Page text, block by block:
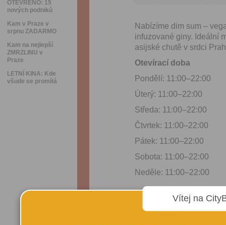
OTEVŘENO: 15
nových podniků
Kam v Praze v
srpnu ZADARMO
Kam na nejlepší
ZMRZLINU v
Praze
LETNÍ KINA: Kde
všude se promítá
Nabízíme dim sum –
infuzované giny. Ideální
asijské chutě v srdci
Otevírací doba
Pondělí: 11:00–22:00
Úterý: 11:00–22:00
Středa: 11:00–22:00
Čtvrtek: 11:00–22:00
Pátek: 11:00–22:00
Sobota: 11:00–22:00
Neděle: 11:00–22:00
VÍCE
Vítej na